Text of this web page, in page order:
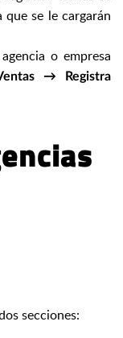
se le cargarán
o empresa
→ Registra
secciones: